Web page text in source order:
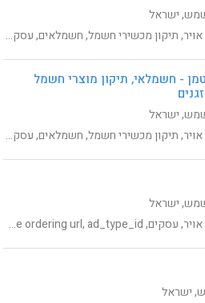
ישראל
מיזוג אויר, תיקון מכשירי חשמל, חשמלאים, עסקים, Category, publishing_status, shemesh_location_address, Online ordering url, ad_type_id
- חשמלאי, תיקון מוצרי חשמל
ישראל
מיזוג אויר, תיקון מכשירי חשמל, חשמלאים, עסקים, Category, publishing_status, Online ordering url, shemesh_location_address, ad_type_id
ישראל
מיזוג אויר, עסקים, Category, publishing_status, shemesh_location_address, Online ordering url, ad_type_id